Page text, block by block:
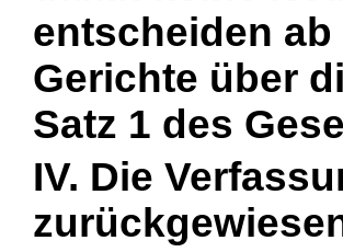
entscheiden
Gerichte über
Satz 1 des
IV. Die